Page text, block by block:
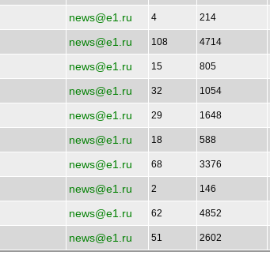
news@e1.ru 4 214
news@e1.ru 108 4714
news@e1.ru 15 805
news@e1.ru 32 1054
news@e1.ru 29 1648
news@e1.ru 18 588
news@e1.ru 68 3376
news@e1.ru 2 146
news@e1.ru 62 4852
news@e1.ru 51 2602